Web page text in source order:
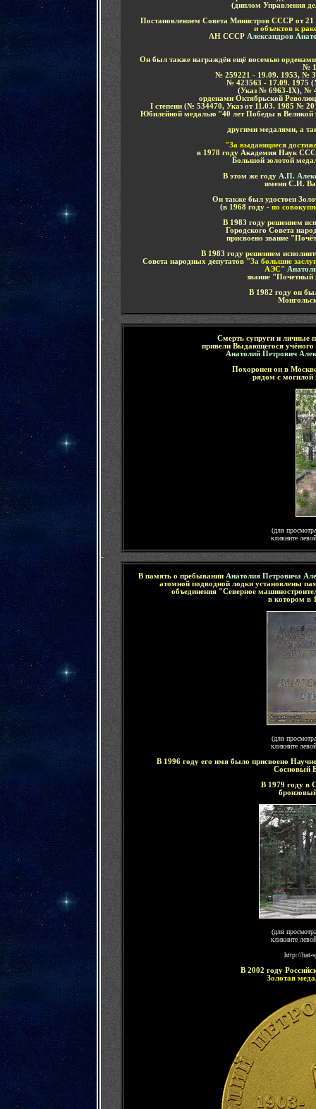
(диплом Управления
Постановлением Совета МинистровСССР от 21
и объектов к
АН СССР Александров
Он был также награждён ещё восемью
№
№ 259221 - 19.09. 1953, №
№ 423563 - 17.09. 1975 (
(Указ № 6963-IX), №
орденами Октябрьской
I степени (№ 534470, Указ от 11.03. 1985 №
Юбилейной медалью "40 лет Победы в Великой
другими медалями, а
"За выдающиеся
в 1978 году Академия Наук
Большой золотой
В этом же году А.П.
имени С.И.
Он также был удостоен
(в 1968 году - по
В 1983 году решением
Городского Совета
присвоено звание
В 1983 году решением
Совета народных депутатов "За большие
АЭС"
звание "Почетный
В 1982 году он
-
Смерть супруги и личные
привели Выдающегося учёного
Анатолий Петрович
Похоронен он в
рядом с могилой
(для
кликните
-
В память о пребывании Анатолия Петровича
атомной подводной лодки установлены
объединения "Северное
в котором в
(для
кликните
В 1996 году его имя было присвоено
Сосновый
В 1979 году в
(для
кликните
http://hat-
В 2002 году
Золотая